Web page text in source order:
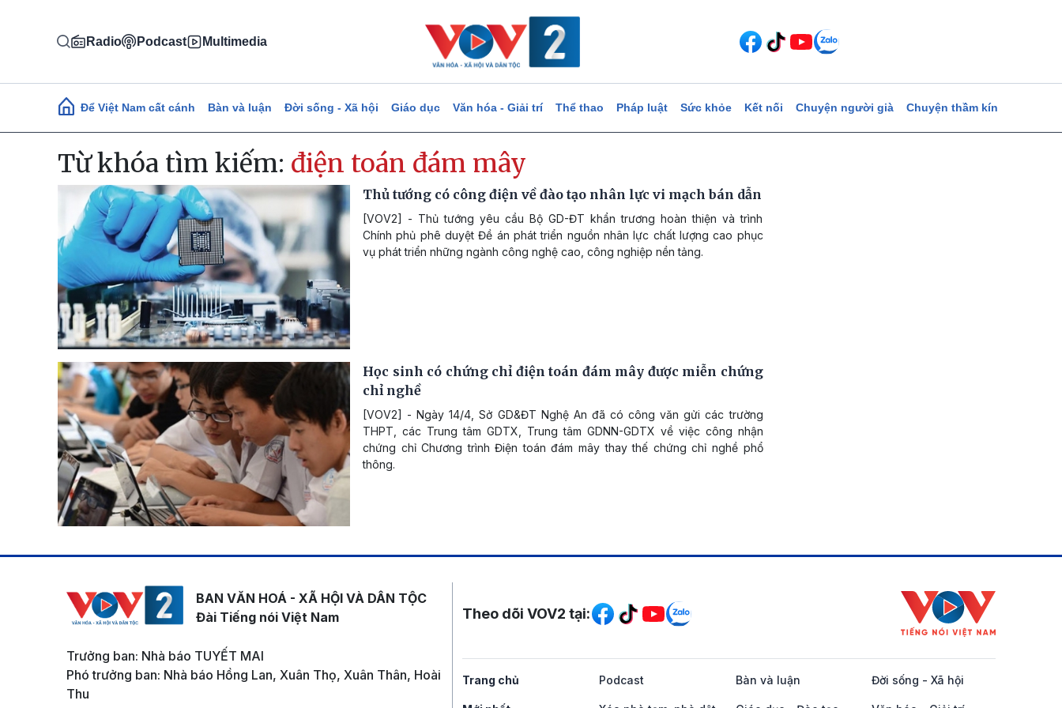
Radio Podcast Multimedia
Main navigation
Để Việt Nam cất cánh Bàn và luận Đời sống - Xã hội Giáo dục Văn hóa - Giải trí Thể thao Pháp luật Sức khỏe Kết nối Chuyện người già Chuyện thầm kín
Từ khóa tìm kiếm: điện toán đám mây
Thủ tướng có công điện về đào tạo nhân lực vi mạch bán dẫn
[VOV2] - Thủ tướng yêu cầu Bộ GD-ĐT khẩn trương hoàn thiện và trình
Chính phủ phê duyệt Đề án phát triển nguồn nhân lực chất lượng cao phục
vụ phát triển những ngành công nghệ cao, công nghiệp nền tảng.
Học sinh có chứng chỉ điện toán đám mây được miễn chứng
chỉ nghề
[VOV2] - Ngày 14/4, Sở GD&ĐT Nghệ An đã có công văn gửi các trường
THPT, các Trung tâm GDTX, Trung tâm GDNN-GDTX về việc công nhận
chứng chỉ Chương trình Điện toán đám mây thay thế chứng chỉ nghề phổ
thông.
BAN VĂN HOÁ - XÃ HỘI VÀ DÂN TỘC
Đài Tiếng nói Việt Nam
Trưởng ban: Nhà báo TUYẾT MAI
Phó trưởng ban: Nhà báo Hồng Lan, Xuân Thọ, Xuân Thân, Hoài
Thu
Mạng xã hội
Theo dõi VOV2 tại:
Trang chủ Podcast Bàn và luận Đời sống - Xã hội